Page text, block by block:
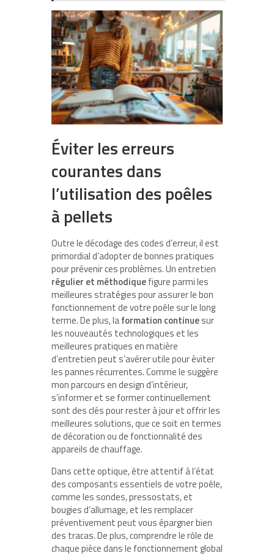
Éviter les erreurs
courantes dans
l’utilisation des poêles
à pellets
Outre le décodage des codes d’erreur, il est
primordial d’adopter de bonnes pratiques
pour prévenir ces problèmes. Un entretien
régulier et méthodiquefigure parmi les
meilleures stratégies pour assurer le bon
fonctionnement de votre poêle sur le long
terme. De plus, laformation continuesur
les nouveautés technologiques et les
meilleures pratiques en matière
d’entretien peut s’avérer utile pour éviter
les pannes récurrentes. Comme le suggère
mon parcours en design d’intérieur,
s’informer et se former continuellement
sont des clés pour rester à jour et offrir les
meilleures solutions, que ce soit en termes
de décoration ou de fonctionnalité des
appareils de chauffage.
Dans cette optique, être attentif à l’état
des composants essentiels de votre poêle,
comme les sondes, pressostats, et
bougies d’allumage, et les remplacer
préventivement peut vous épargner bien
des tracas. De plus, comprendre le rôle de
chaque pièce dans le fonctionnement global